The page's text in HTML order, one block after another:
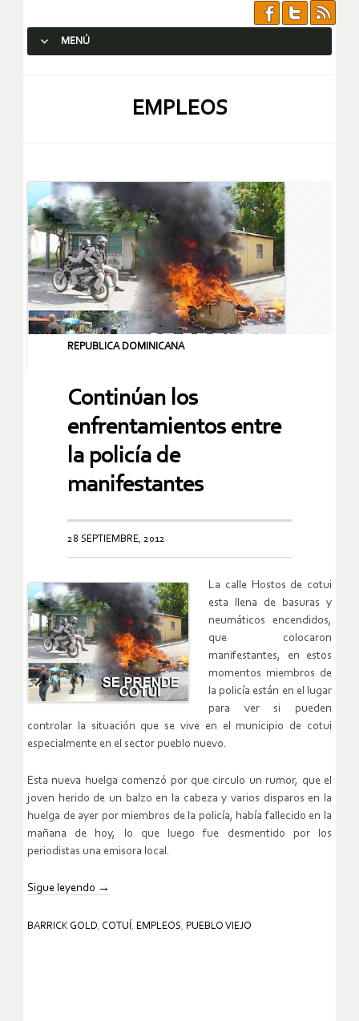
MENÚ
EMPLEOS
REPUBLICA DOMINICANA
Continúan los
enfrentamientos entre
la policía de
manifestantes
28 SEPTIEMBRE, 2012
La calle Hostos de cotui
esta llena de basuras y
neumáticos encendidos,
que colocaron
manifestantes, en estos
momentos miembros de
la policía están en el lugar
para ver si pueden
controlar la situación que se vive en el municipio de cotui
especialmente en el sector pueblo nuevo.
Esta nueva huelga comenzó por que circulo un rumor, que el
joven herido de un balzo en la cabeza y varios disparos en la
huelga de ayer por miembros de la policía, había fallecido en la
mañana de hoy, lo que luego fue desmentido por los
periodistas una emisora local.
Sigue leyendo →
BARRICK GOLD, COTUÍ , EMPLEOS, PUEBLO VIEJO